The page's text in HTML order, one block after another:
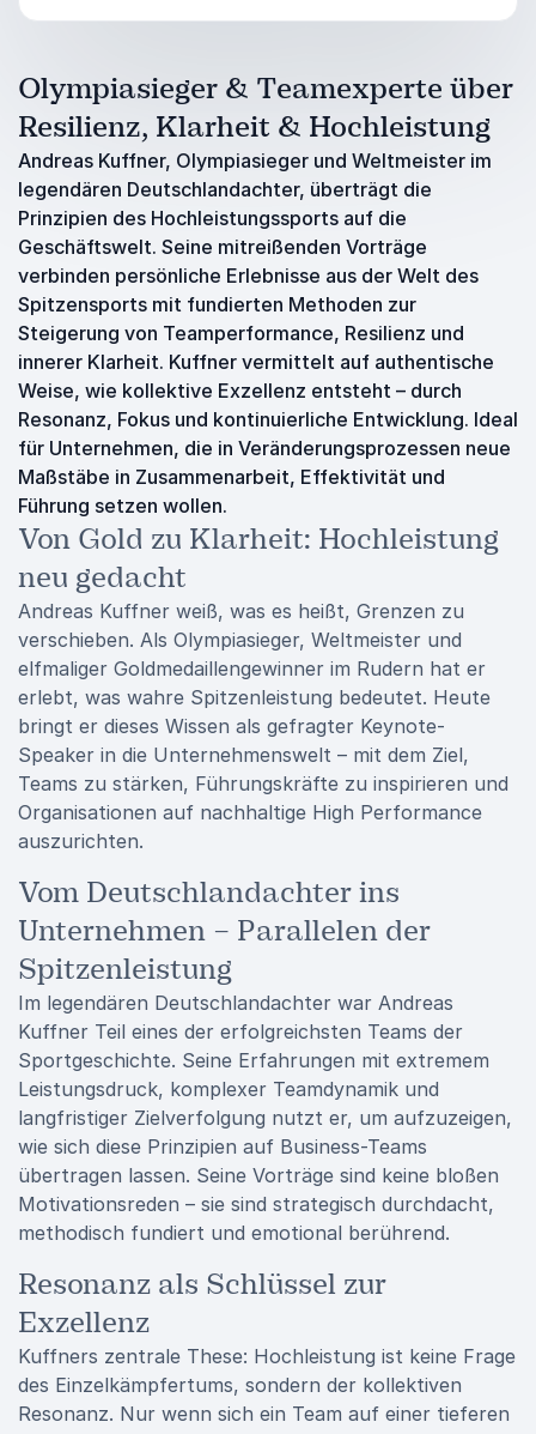
Olympiasieger & Teamexperte über
Resilienz, Klarheit & Hochleistung
Andreas Kuffner, Olympiasieger und Weltmeister im
legendären Deutschlandachter, überträgt die
Prinzipien des Hochleistungssports auf die
Geschäftswelt. Seine mitreißenden Vorträge
verbinden persönliche Erlebnisse aus der Welt des
Spitzensports mit fundierten Methoden zur
Steigerung von Teamperformance, Resilienz und
innerer Klarheit. Kuffner vermittelt auf authentische
Weise, wie kollektive Exzellenz entsteht – durch
Resonanz, Fokus und kontinuierliche Entwicklung. Ideal
für Unternehmen, die in Veränderungsprozessen neue
Maßstäbe in Zusammenarbeit, Effektivität und
Führung setzen wollen.
Von Gold zu Klarheit: Hochleistung
neu gedacht
Andreas Kuffner weiß, was es heißt, Grenzen zu
verschieben. Als Olympiasieger, Weltmeister und
elfmaliger Goldmedaillengewinner im Rudern hat er
erlebt, was wahre Spitzenleistung bedeutet. Heute
bringt er dieses Wissen als gefragter Keynote-
Speaker in die Unternehmenswelt – mit dem Ziel,
Teams zu stärken, Führungskräfte zu inspirieren und
Organisationen auf nachhaltige High Performance
auszurichten.
Vom Deutschlandachter ins
Unternehmen – Parallelen der
Spitzenleistung
Im legendären Deutschlandachter war Andreas
Kuffner Teil eines der erfolgreichsten Teams der
Sportgeschichte. Seine Erfahrungen mit extremem
Leistungsdruck, komplexer Teamdynamik und
langfristiger Zielverfolgung nutzt er, um aufzuzeigen,
wie sich diese Prinzipien auf Business-Teams
übertragen lassen. Seine Vorträge sind keine bloßen
Motivationsreden – sie sind strategisch durchdacht,
methodisch fundiert und emotional berührend.
Resonanz als Schlüssel zur
Exzellenz
Kuffners zentrale These: Hochleistung ist keine Frage
des Einzelkämpfertums, sondern der kollektiven
Resonanz. Nur wenn sich ein Team auf einer tieferen